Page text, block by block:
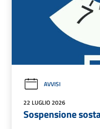
AVVISI
22 LUGLIO 2026
Sospensione